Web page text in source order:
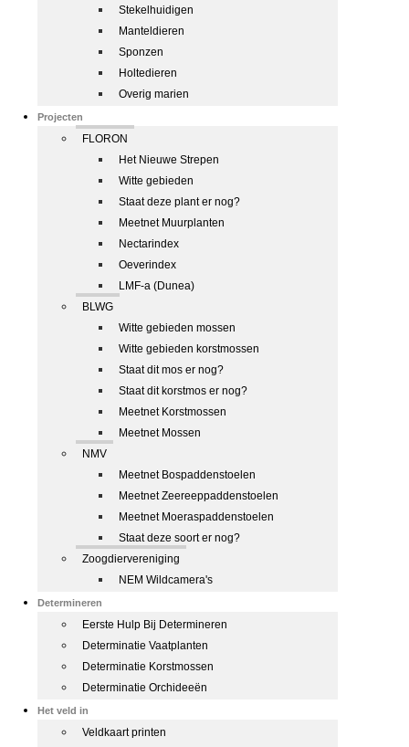
Stekelhuidigen
Manteldieren
Sponzen
Holtedieren
Overig marien
Projecten
FLORON
Het Nieuwe Strepen
Witte gebieden
Staat deze plant er nog?
Meetnet Muurplanten
Nectarindex
Oeverindex
LMF-a (Dunea)
BLWG
Witte gebieden mossen
Witte gebieden korstmossen
Staat dit mos er nog?
Staat dit korstmos er nog?
Meetnet Korstmossen
Meetnet Mossen
NMV
Meetnet Bospaddenstoelen
Meetnet Zeereeppaddenstoelen
Meetnet Moeraspaddenstoelen
Staat deze soort er nog?
Zoogdiervereniging
NEM Wildcamera's
Determineren
Eerste Hulp Bij Determineren
Determinatie Vaatplanten
Determinatie Korstmossen
Determinatie Orchideeën
Het veld in
Veldkaart printen